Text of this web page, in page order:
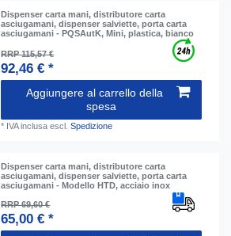
Dispenser carta mani, distributore carta
asciugamani, dispenser salviette, porta carta
asciugamani - PQSAutK, Mini, plastica, bianco
RRP 115,57 €
92,46 € *
Aggiungere al carrello della
spesa
* IVA inclusa escl.Spedizione
Dispenser carta mani, distributore carta
asciugamani, dispenser salviette, porta carta
asciugamani - Modello HTD, acciaio inox
RRP 69,60 €
65,00 € *